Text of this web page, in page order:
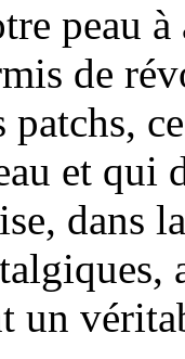
peau
de
patchs,
et qui
dans
un